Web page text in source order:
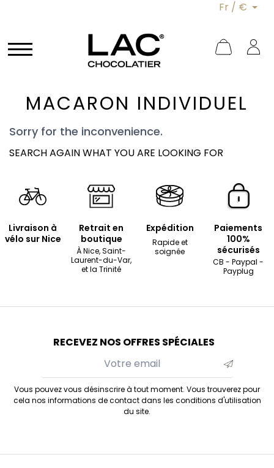
Fr / €
MACARON INDIVIDUEL
Sorry for the inconvenience.
SEARCH AGAIN WHAT YOU ARE LOOKING FOR
Livraison à
vélo sur Nice
Retrait en
boutique
À Nice, Saint-
Laurent-du-Var,
et la Trinité
Expédition
Rapide et
soignée
Paiements
100%
sécurisés
CB - Paypal -
Payplug
RECEVEZ NOS OFFRES SPÉCIALES
Vous pouvez vous désinscrire à tout moment. Vous trouverez pour
cela nos informations de contact dans les conditions d'utilisation
du site.